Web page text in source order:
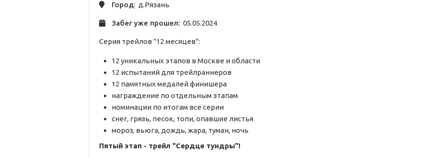
Город: д.Рязань
Забег уже прошел: 05.05.2024
Серия трейлов "12 месяцев":
12 уникальных этапов в Москве и области
12 испытаний для трейлраннеров
12 памятных медалей финишера
награждение по отдельным этапам
номинации по итогам все серии
снег, грязь, песок, топи, опавшие листья
мороз, вьюга, дождь, жара, туман, ночь
Пятый этап - трейл "Сердце тундры"!